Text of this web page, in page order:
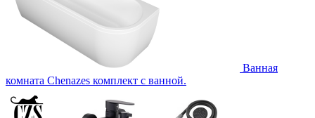
Ванная
комната Chenazes комплект с ванной.